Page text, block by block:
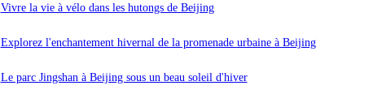
Vivre la vie à vélo dans les hutongs de Beijing
Explorez l'enchantement hivernal de la promenade urbaine à Beijing
Le parc Jingshan à Beijing sous un beau soleil d'hiver